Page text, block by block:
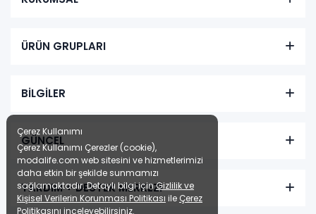
ÜRÜN GRUPLARI
BİLGİLER
GÜNCEL
YARDIM + DESTEK MERKEZİ
Çerez Kullanımı
Çerez Kullanımı Çerezler (cookie),
modalife.com web sitesini ve hizmetlerimizi
daha etkin bir şekilde sunmamızı
sağlamaktadır. Detaylı bilgi içinGizlilik ve
Kişisel Verilerin Korunması Politikası ile Çerez
Politikasını inceleyebilirsiniz.